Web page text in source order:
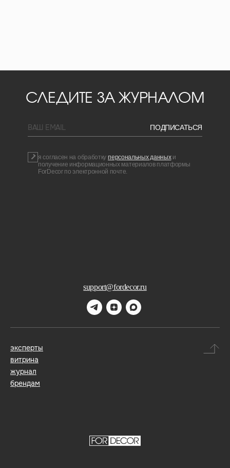
support@fordecor.ru
СЛЕДИТЕ ЗА ЖУРНАЛОМ
BAШ EMAIL ПОДПИСАТЬСЯ
я согласен на обработку персональных данных и
получение информационных материалов платформы
ForDecor по электронной почте.
эксперты
витрина
журнал
брендам